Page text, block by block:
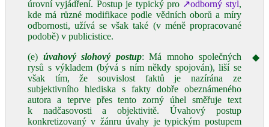
úrovní vyjádření. Postup je typický pro ↗odborný styl,
kde má různé modifikace podle vědních oborů a míry
odbornosti, užívá se však také (v méně propracované
podobě) v publicistice.
(e) úvahový slohový postup: Má mnoho společných
rysů s výkladem (bývá s ním někdy spojován), liší se
však tím, že souvislost faktů je nazírána ze
subjektivního hlediska s fakty dobře obeznámeného
autora a teprve přes tento zorný úhel směřuje text
k nadčasovosti a objektivitě. Úvahový postup
konkretizovaný v žánru úvahy je typickým postupem
◆